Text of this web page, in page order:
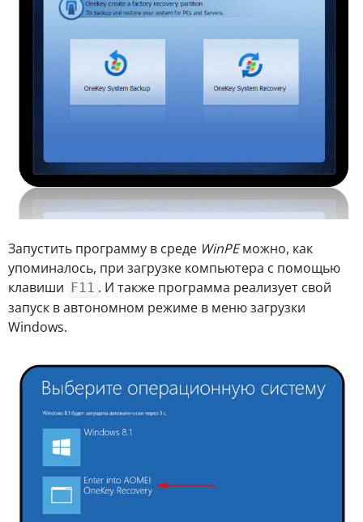
Запустить программу в среде WinPEможно, как
упоминалось, при загрузке компьютера с помощью
клавиши F11 . И также программа реализует свой
запуск в автономном режиме в меню загрузки
Windows.